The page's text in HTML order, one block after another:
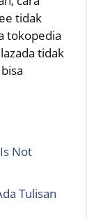
tidak
tokopedia
tidak
Not
Tulisan